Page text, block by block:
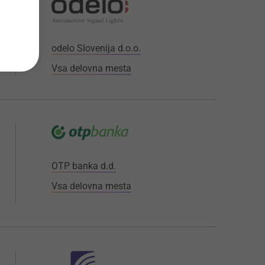
odelo Slovenija d.o.o.
Vsa delovna mesta
OTP banka d.d.
Vsa delovna mesta